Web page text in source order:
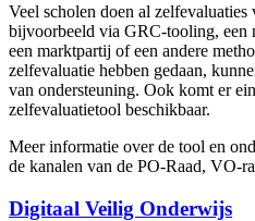
Veel scholen doen al
bijvoorbeeld via GRC-tooling, een
een marktpartij of een andere
zelfevaluatie hebben gedaan,
van ondersteuning. Ook komt er
zelfevaluatietool beschikbaar.
Meer informatie over de tool en
de kanalen van de PO-Raad, VO-
Digitaal Veilig Onderwijs